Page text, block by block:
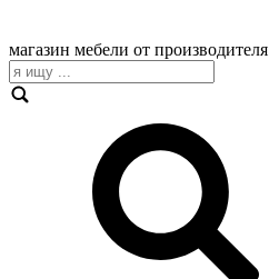
магазин мебели от производителя